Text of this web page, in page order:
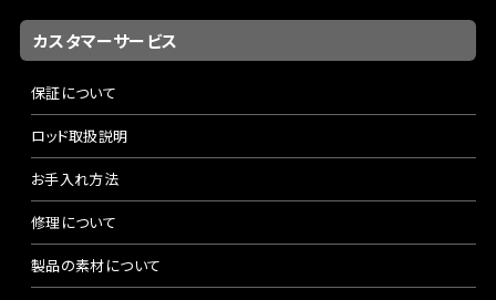
カスタマーサービス
保証について
ロッド取扱説明
お手入れ方法
修理について
製品の素材について